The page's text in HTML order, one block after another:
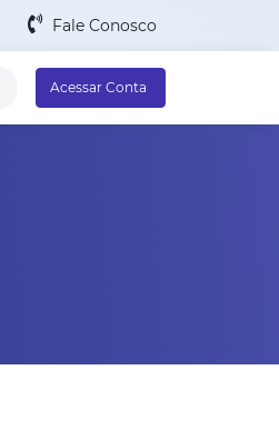
Fale Conosco
Acessar Conta